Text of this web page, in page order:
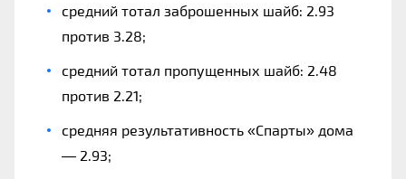
средний тотал заброшенных шайб: 2.93
против 3.28;
средний тотал пропущенных шайб: 2.48
против 2.21;
средняя результативность «Спарты» дома
— 2.93;